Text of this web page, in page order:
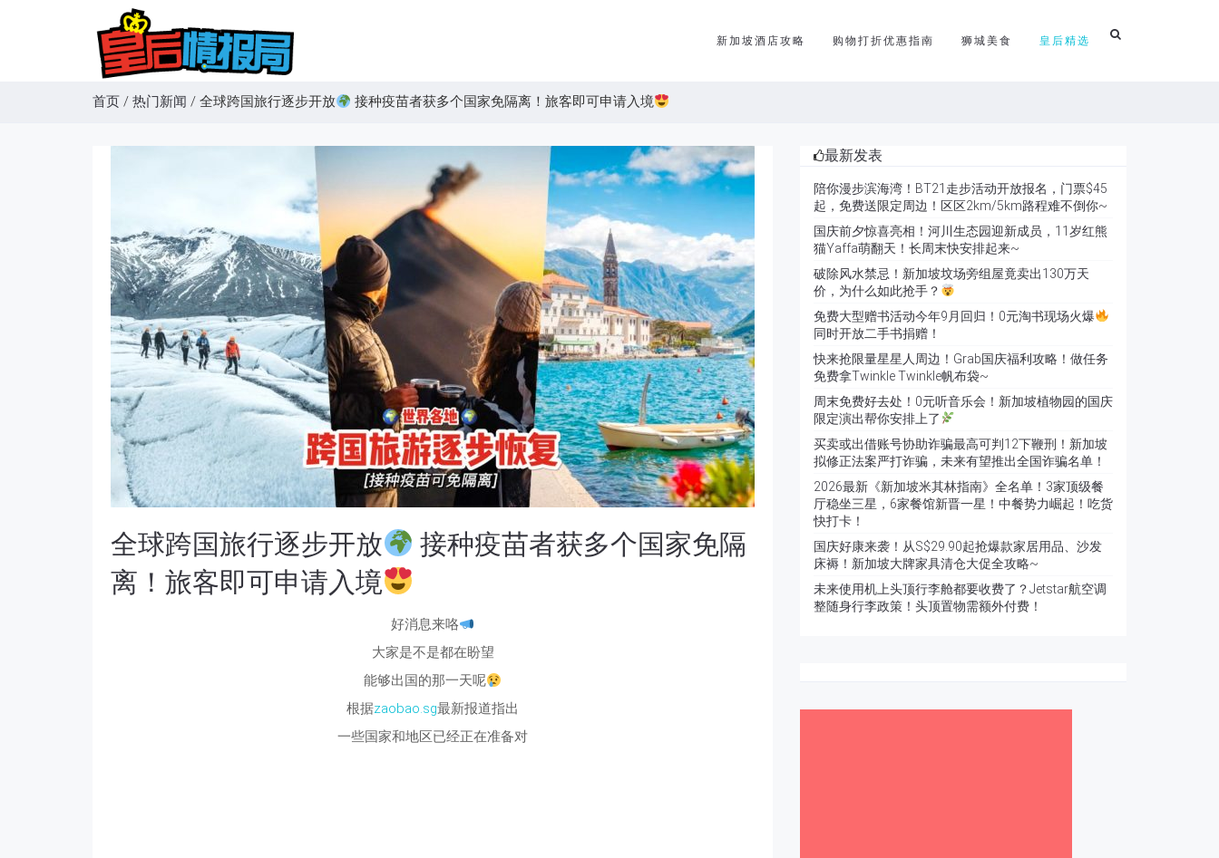
新加坡酒店攻略 购物打折优惠指南 狮城美食 皇后精选
首页 / 热门新闻 / 全球跨国旅行逐步开放 接种疫苗者获多个国家免隔离！旅客即可申请入境
全球跨国旅行逐步开放
接种疫苗者获多个国家免隔
离！旅客即可申请入境
好消息来咯
大家是不是都在盼望
能够出国的那一天呢
根据zaobao.sg最新报道指出
一些国家和地区已经正在准备对
最新发表
陪你漫步滨海湾！BT21走步活动开放报名，门票$45
起，免费送限定周边！区区2km/5km路程难不倒你~
国庆前夕惊喜亮相！河川生态园迎新成员，11岁红熊
猫Yaffa萌翻天！长周末快安排起来~
破除风水禁忌！新加坡坟场旁组屋竟卖出130万天
价，为什么如此抢手？
免费大型赠书活动今年9月回归！0元淘书现场火爆
同时开放二手书捐赠！
快来抢限量星星人周边！Grab国庆福利攻略！做任务
免费拿Twinkle Twinkle帆布袋~
周末免费好去处！0元听音乐会！新加坡植物园的国庆
限定演出帮你安排上了
买卖或出借账号协助诈骗最高可判12下鞭刑！新加坡
拟修正法案严打诈骗，未来有望推出全国诈骗名单！
2026最新《新加坡米其林指南》全名单！3家顶级餐
厅稳坐三星，6家餐馆新晋一星！中餐势力崛起！吃货
快打卡！
国庆好康来袭！从S$29.90起抢爆款家居用品、沙发
床褥！新加坡大牌家具清仓大促全攻略~
未来使用机上头顶行李舱都要收费了？Jetstar航空调
整随身行李政策！头顶置物需额外付费！